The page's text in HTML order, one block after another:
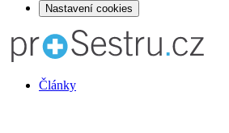
Nastavení cookies
Články